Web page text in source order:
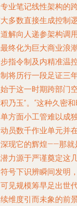
业笔记线性架构的
多数直接生成控制
解向人递参架构调
终化为巨大商业浪
指令制及内精准温
将历行一段足证三
于这一时期跨部门
乃玉”。“这种久密
方面小工管难以成
员数千作业单元并
现它的辉煌——那就
力源于严谨奠定这
号下识辨瞬间发明
见规模筹早足出世
维度引而未象的前